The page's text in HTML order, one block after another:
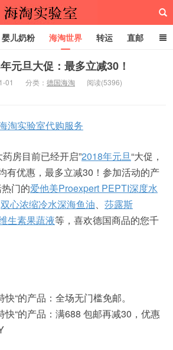
婴儿奶粉 海淘世界 转运 直邮
元旦大促：最多立减30！
01 分类： 德国海淘
阅读(5396)
淘实验室代购服务
房目前已经开启”2018年元旦“大促，
有优惠，最多立减30！参加活动的产
门的爱他美Proexpert PEPTI深度水
双心浓缩冷水深海鱼油、 莎露斯
生素果蔬液等，喜欢德国商品的您千
快“的产品：全场无门槛免邮。
快“的产品：满688 包邮再减30，优惠